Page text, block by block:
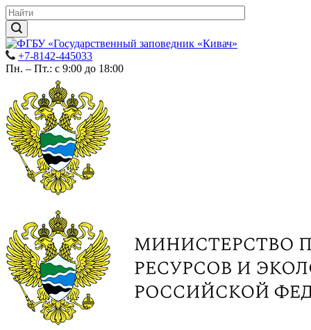
+7-8142-445033
Пн. – Пт.: с 9:00 до 18:00